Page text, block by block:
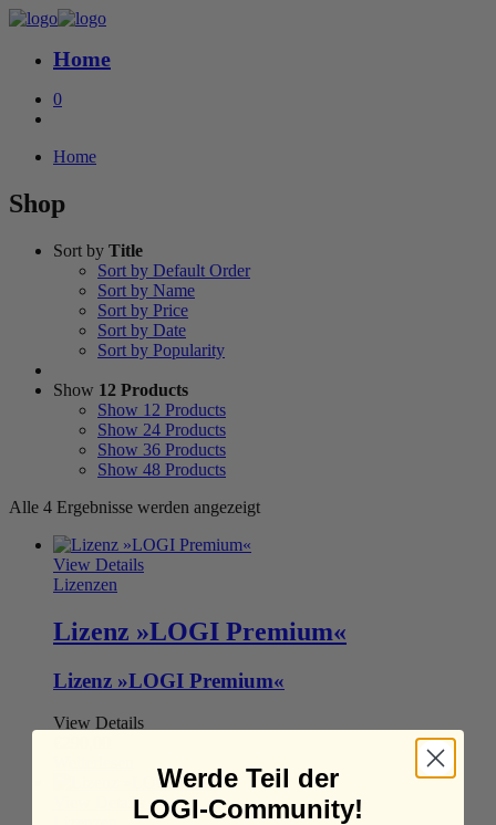
Home
0
Home
Shop
Sort by Title
Sort by Default Order
Sort by Name
Sort by Price
Sort by Date
Sort by Popularity
Show 12 Products
Show 12 Products
Show 24 Products
Show 36 Products
Show 48 Products
Alle 4 Ergebnisse werden angezeigt
View Details
Lizenzen
Lizenz »LOGI Premium«
Lizenz »LOGI Premium«
View Details
View Details
Werde Teil der
LOGI-Community!